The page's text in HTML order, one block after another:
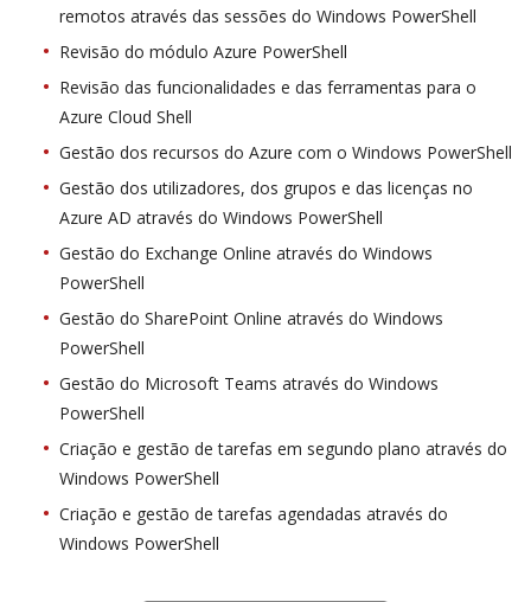
remotos através das sessões do Windows PowerShell
Revisão do módulo Azure PowerShell
Revisão das funcionalidades e das ferramentas para o
Azure Cloud Shell
Gestão dos recursos do Azure com o Windows PowerShell
Gestão dos utilizadores, dos grupos e das licenças no
Azure AD através do Windows PowerShell
Gestão do Exchange Online através do Windows
PowerShell
Gestão do SharePoint Online através do Windows
PowerShell
Gestão do Microsoft Teams através do Windows
PowerShell
Criação e gestão de tarefas em segundo plano através do
Windows PowerShell
Criação e gestão de tarefas agendadas através do
Windows PowerShell